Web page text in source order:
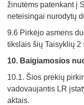
žinutėms patenkant į
neteisingai nurodytų
9.6 Pirkėjo asmens
tikslais šių Taisyklių 2
10. Baigiamosios
10.1. Šios prekių
vadovaujantis LR
aktais.